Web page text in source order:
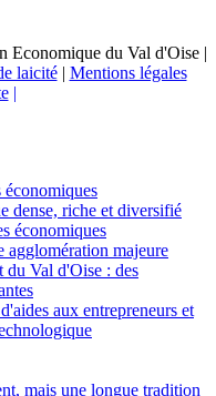
Economique du Val d'Oise |
laicité| Mentions légales
|
dense, riche et diversifié
économiques
agglomération majeure
Val d'Oise : des
aux entrepreneurs et
mais une longue tradition